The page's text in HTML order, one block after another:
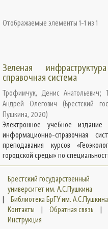
Отображаемые элементы 1-1 из 1
Зеленая
справочная система
Трофимчук, Денис Анатольевич;
Андрей Олегович
(Брестский
Пушкина, 2020)
Электронное учебное издание
информационно-справочная
преподавания курсов
городской среды» по
Брестский государственный
университет им. А.С.Пушкина
|
Библиотека БрГУ им. А.С.Пушкина
Контакты
| Обратная связь
|
Инструкция